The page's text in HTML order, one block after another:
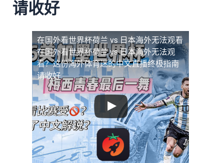
请收好
在国外看世界杯荷兰 vs 日本海外无法观看
在国外看世界杯荷兰 vs 日本海外无法观
看？这份海外体育迷的中文直播终极指南
请收好